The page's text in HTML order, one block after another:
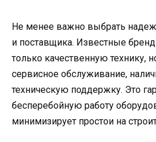
Не менее важно выбрать
и поставщика. Известные
только качественную технику,
сервисное обслуживание,
техническую поддержку. Это
бесперебойную работу
минимизирует простои на